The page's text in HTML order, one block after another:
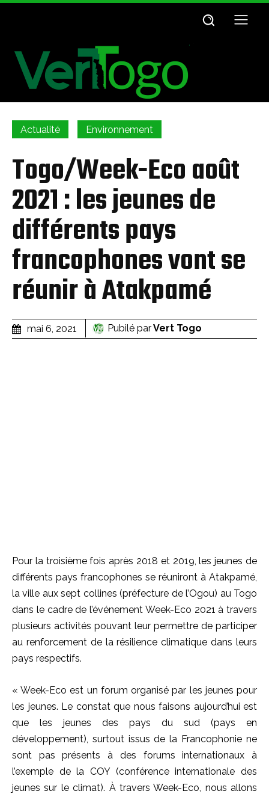
Actualité Environnement
Togo/Week-Eco août
2021 : les jeunes de
différents pays
francophones vont se
réunir à Atakpamé
mai 6, 2021 Pubilé parVert Togo
Pour la troisième fois après 2018 et 2019, les jeunes de
différents pays francophones se réuniront à Atakpamé,
la ville aux sept collines (préfecture de l’Ogou) au Togo
dans le cadre de l’événement Week-Eco 2021 à travers
plusieurs activités pouvant leur permettre de participer
au renforcement de la résilience climatique dans leurs
pays respectifs.
« Week-Eco est un forum organisé par les jeunes pour
les jeunes. Le constat que nous faisons aujourd’hui est
que les jeunes des pays du sud (pays en
développement), surtout issus de la Francophonie ne
sont pas présents à des forums internationaux à
l’exemple de la COY (conférence internationale des
jeunes sur le climat). À travers Week-Eco, nous allons